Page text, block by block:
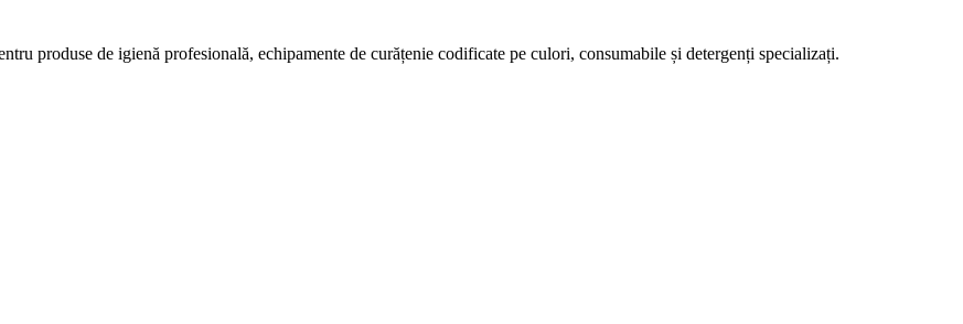
produse de igienă profesională, echipamente de curățenie codificate pe culori, consumabile și detergenți specializați.